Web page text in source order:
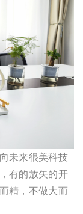
未来很美科技
有的放矢的开
精，不做大而